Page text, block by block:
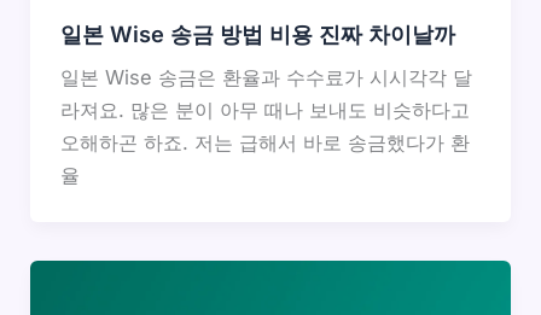
일본 Wise 송금 방법 비용 진짜 차이날까
일본 Wise 송금은 환율과 수수료가 시시각각 달
라져요. 많은 분이 아무 때나 보내도 비슷하다고
오해하곤 하죠. 저는 급해서 바로 송금했다가 환
율